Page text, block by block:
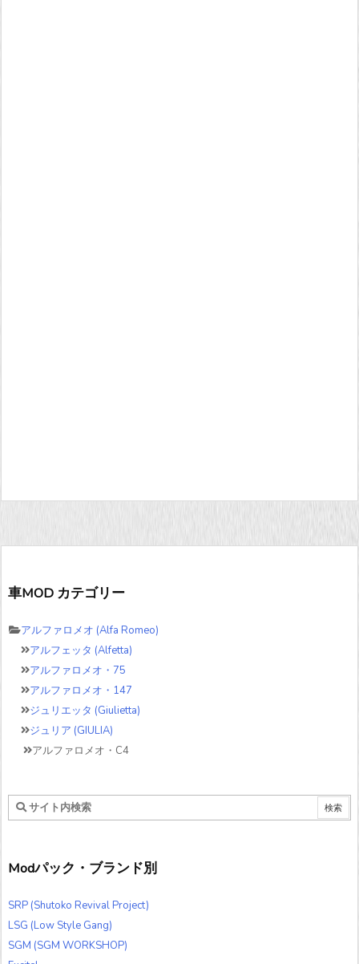
車MOD カテゴリー
アルファロメオ (Alfa Romeo)
アルフェッタ (Alfetta)
アルファロメオ・75
アルファロメオ・147
ジュリエッタ (Giulietta)
ジュリア (GIULIA)
アルファロメオ・C4
Modパック・ブランド別
SRP (Shutoko Revival Project)
LSG (Low Style Gang)
SGM (SGM WORKSHOP)